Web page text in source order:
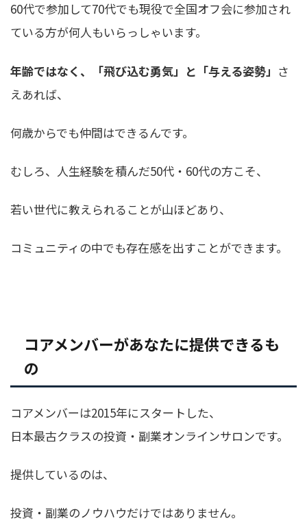
60代で参加して70代でも現役で全国オフ会に参加され
ている方が何人もいらっしゃいます。
年齢ではなく、「飛び込む勇気」と「与える姿勢」 さ
えあれば、
何歳からでも仲間はできるんです。
むしろ、人生経験を積んだ50代・60代の方こそ、
若い世代に教えられることが山ほどあり、
コミュニティの中でも存在感を出すことができます。
コアメンバーがあなたに提供できるも
の
コアメンバーは2015年にスタートした、
日本最古クラスの投資・副業オンラインサロンです。
提供しているのは、
投資・副業のノウハウだけではありません。